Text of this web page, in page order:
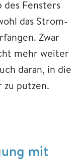
Fensters
das Strom-
Zwar
mehr weiter
daran, in die
putzen.
mit